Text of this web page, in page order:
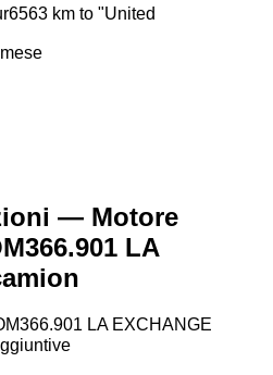
6563 km to "United
— Motore
LA
LA EXCHANGE